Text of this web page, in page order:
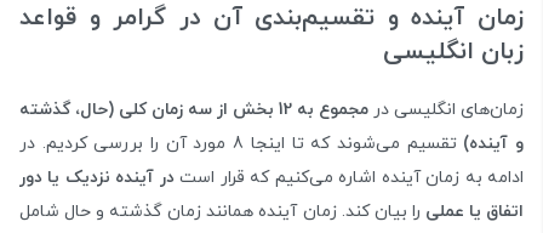
زمان آینده و تقسیم‌بندی آن در گرامر و قواعد
زبان انگلیسی
زمان‌های انگلیسی در
مجموع به 12 بخش از سه زمان کلی (حال، گذشته
و آینده)
تقسیم می‌شوند که تا اینجا 8 مورد آن را بررسی کردیم. در
ادامه به زمان آینده اشاره می‌کنیم که قرار است در آینده نزدیک یا دور
اتفاق یا عملی را بیان کند. زمان‌ آینده همانند زمان گذشته و حال شامل